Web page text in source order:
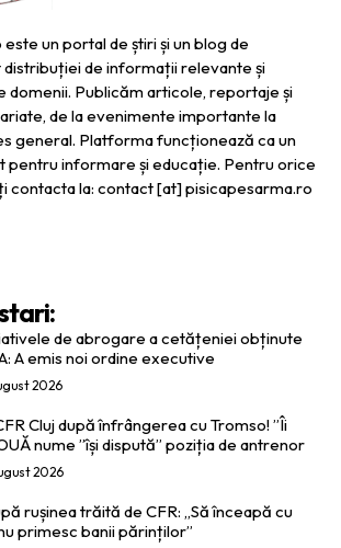
un portal de știri și un blog de
de informații relevante și
domenii. Publicăm articole, reportaje și
de la evenimente importante la
general. Platforma funcționează ca un
pentru informare și educație. Pentru orice
contacta la: contact [at] pisicapesarma.ro
de abrogare a cetățeniei obținute
A emis noi ordine executive
2026
Cluj după înfrângerea cu Tromso! ”Îi
nume ”își dispută” poziția de antrenor
2026
rușinea trăită de CFR: „Să înceapă cu
primesc banii părinților”